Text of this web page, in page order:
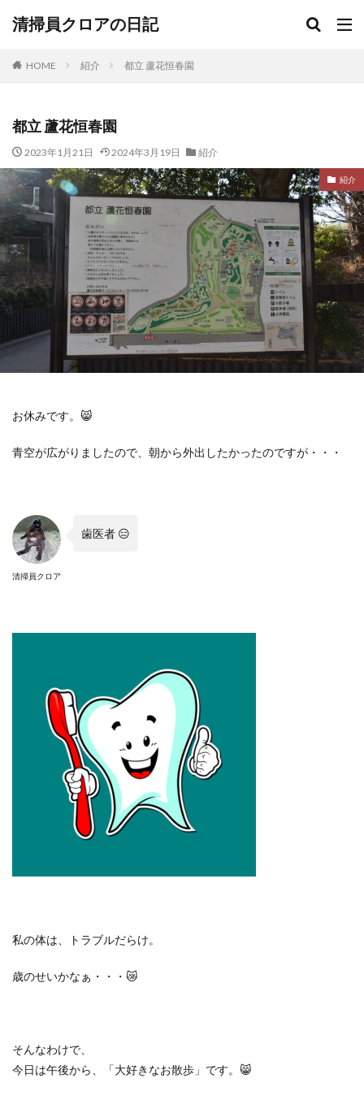
清掃員クロアの日記
HOME 紹介 都立 蘆花恒春園
都立 蘆花恒春園
2023年1月21日 2024年3月19日 紹介
紹介
お休みです。 😸
青空が広がりましたので、朝から外出したかったのですが・・・
清掃員クロア
歯医者 😑
私の体は、トラブルだらけ。
歳のせいかなぁ・・・ 😿
そんなわけで、
今日は午後から、「大好きなお散歩」です。 😸